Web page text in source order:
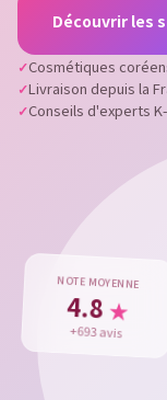
Découvrir les
Cosmétiques
Livraison depuis la
Conseils d'experts
NOTE MOYENNE
4.8 ★
+693 avis